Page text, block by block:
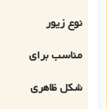
نوع زیور
مناسب برای
شکل ظاهری